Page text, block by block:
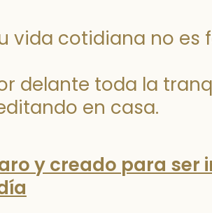
vida cotidiana no es
delante toda la
en casa.
y creado para ser